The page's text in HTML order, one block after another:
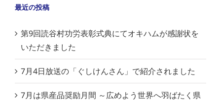
最近の投稿
第9回読谷村功労表彰式典にてオキハムが感謝状を
いただきました
7月4日放送の「ぐしけんさん」で紹介されました
7月は県産品奨励月間 ～広めよう世界へ羽ばたく県